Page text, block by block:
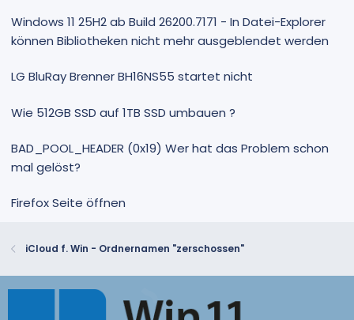
Windows 11 25H2 ab Build 26200.7171 - In Datei-Explorer
können Bibliotheken nicht mehr ausgeblendet werden
LG BluRay Brenner BH16NS55 startet nicht
Wie 512GB SSD auf 1TB SSD umbauen ?
BAD_POOL_HEADER (0x19) Wer hat das Problem schon
mal gelöst?
Firefox Seite öffnen
iCloud f. Win - Ordnernamen "zerschossen"